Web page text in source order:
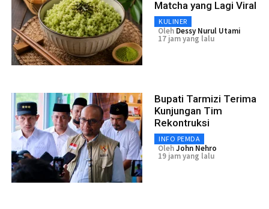
Matcha yang Lagi Viral
KULINER
Oleh Dessy Nurul Utami
17 jam yang lalu
Bupati Tarmizi Terima
Kunjungan Tim
Rekontruksi
INFO PEMDA
OlehJohn Nehro
19 jam yang lalu